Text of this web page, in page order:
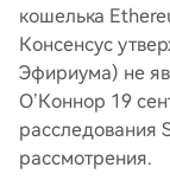
кошелька
Консенсус
Эфириума) не
О’Коннор 19
расследования
рассмотрения.